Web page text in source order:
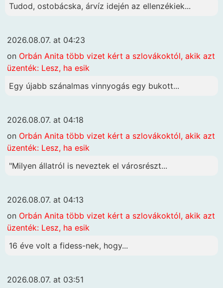
Tudod, ostobácska, árvíz idején az ellenzékiek...
2026.08.07. at 04:23
on Orbán Anita több vizet kért a szlovákoktól, akik azt
üzenték: Lesz, ha esik
Egy újabb szánalmas vinnyogás egy bukott...
2026.08.07. at 04:18
on Orbán Anita több vizet kért a szlovákoktól, akik azt
üzenték: Lesz, ha esik
"Milyen állatról is neveztek el városrészt...
2026.08.07. at 04:13
on Orbán Anita több vizet kért a szlovákoktól, akik azt
üzenték: Lesz, ha esik
16 éve volt a fidess-nek, hogy...
2026.08.07. at 03:51